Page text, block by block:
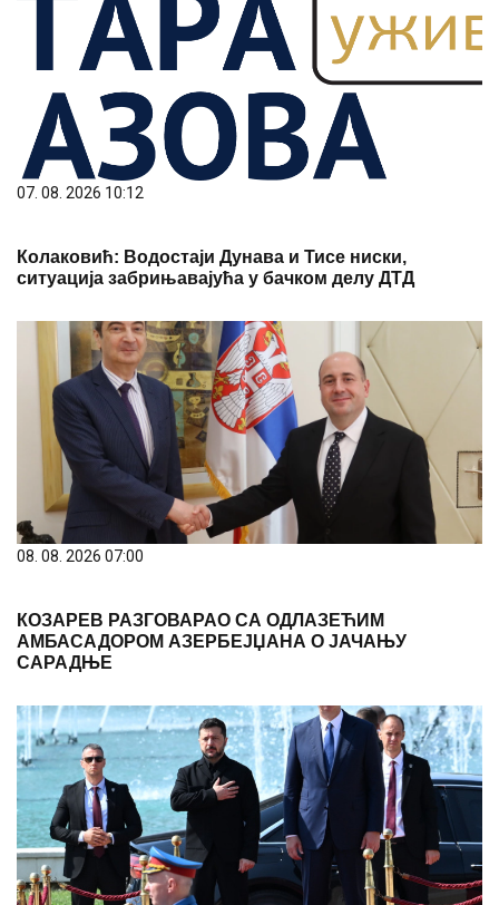
07. 08. 2026 10:12
Колаковић: Водостаји Дунава и Тисе ниски,
ситуација забрињавајућа у бачком делу ДТД
08. 08. 2026 07:00
КОЗАРЕВ РАЗГОВАРАО СА ОДЛАЗЕЋИМ
АМБАСАДОРОМ АЗЕРБЕЈЏАНА О ЈАЧАЊУ
САРАДЊЕ